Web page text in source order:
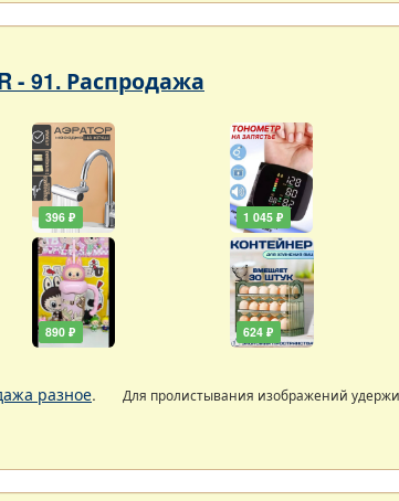
- 91. Распродажа
396 ₽
890 ₽
1 045 ₽
624 ₽
разное. Для пролистывания изображений